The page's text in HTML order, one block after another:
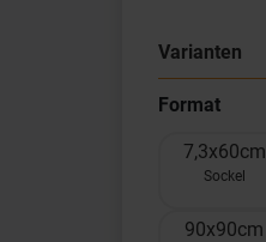
Varianten
Format
7,3x60cm
Sockel
90x90cm